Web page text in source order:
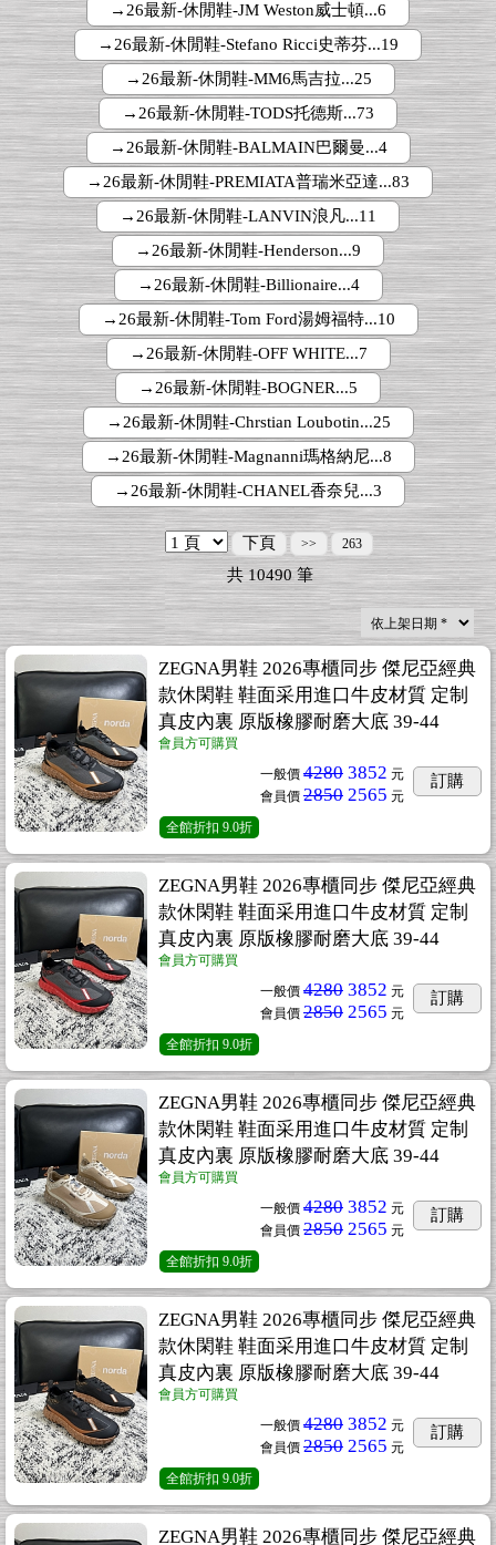
→26最新-休閒鞋-JM Weston威士頓...6
→26最新-休閒鞋-Stefano Ricci史蒂芬...19
→26最新-休閒鞋-MM6馬吉拉...25
→26最新-休閒鞋-TODS托德斯...73
→26最新-休閒鞋-BALMAIN巴爾曼...4
→26最新-休閒鞋-PREMIATA普瑞米亞達...83
→26最新-休閒鞋-LANVIN浪凡...11
→26最新-休閒鞋-Henderson...9
→26最新-休閒鞋-Billionaire...4
→26最新-休閒鞋-Tom Ford湯姆福特...10
→26最新-休閒鞋-OFF WHITE...7
→26最新-休閒鞋-BOGNER...5
→26最新-休閒鞋-Chrstian Loubotin...25
→26最新-休閒鞋-Magnanni瑪格納尼...8
→26最新-休閒鞋-CHANEL香奈兒...3
下頁 >> 263
共10490筆
ZEGNA男鞋 2026專櫃同步 傑尼亞經典
款休閑鞋 鞋面采用進口牛皮材質 定制
真皮內裏 原版橡膠耐磨大底 39-44
會員方可購買
一般價 4280 3852 元
會員價 2850 2565 元
訂購
全館折扣 9.0折
ZEGNA男鞋 2026專櫃同步 傑尼亞經典
款休閑鞋 鞋面采用進口牛皮材質 定制
真皮內裏 原版橡膠耐磨大底 39-44
會員方可購買
一般價 4280 3852 元
會員價 2850 2565 元
訂購
全館折扣 9.0折
ZEGNA男鞋 2026專櫃同步 傑尼亞經典
款休閑鞋 鞋面采用進口牛皮材質 定制
真皮內裏 原版橡膠耐磨大底 39-44
會員方可購買
一般價 4280 3852 元
會員價 2850 2565 元
訂購
全館折扣 9.0折
ZEGNA男鞋 2026專櫃同步 傑尼亞經典
款休閑鞋 鞋面采用進口牛皮材質 定制
真皮內裏 原版橡膠耐磨大底 39-44
會員方可購買
一般價 4280 3852 元
會員價 2850 2565 元
訂購
全館折扣 9.0折
ZEGNA男鞋 2026專櫃同步 傑尼亞經典